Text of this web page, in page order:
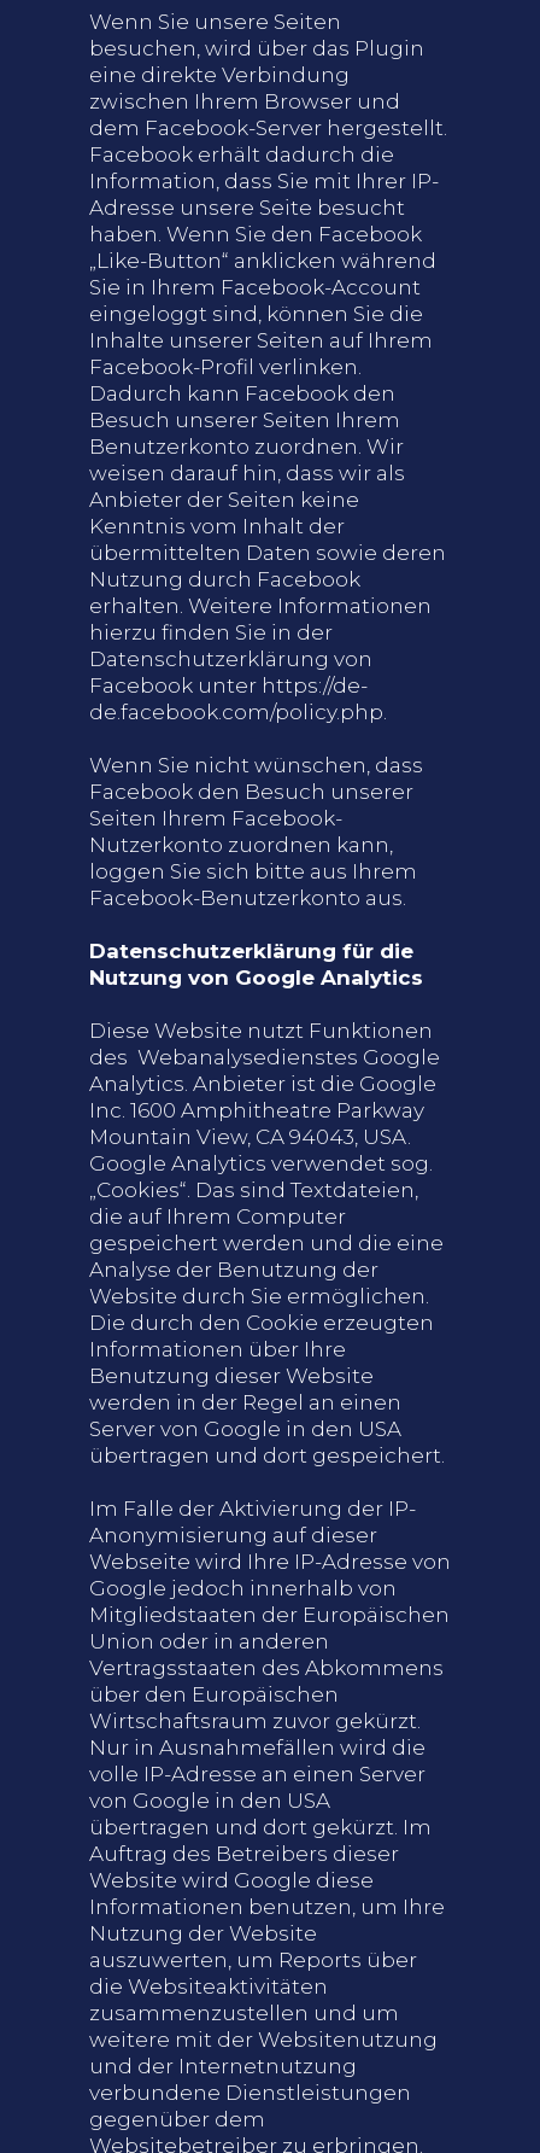
Wenn Sie unsere Seiten
besuchen, wird über das Plugin
eine direkte Verbindung
zwischen Ihrem Browser und
dem Facebook-Server hergestellt.
Facebook erhält dadurch die
Information, dass Sie mit Ihrer IP-
Adresse unsere Seite besucht
haben. Wenn Sie den Facebook
„Like-Button“ anklicken während
Sie in Ihrem Facebook-Account
eingeloggt sind, können Sie die
Inhalte unserer Seiten auf Ihrem
Facebook-Profil verlinken.
Dadurch kann Facebook den
Besuch unserer Seiten Ihrem
Benutzerkonto zuordnen. Wir
weisen darauf hin, dass wir als
Anbieter der Seiten keine
Kenntnis vom Inhalt der
übermittelten Daten sowie deren
Nutzung durch Facebook
erhalten. Weitere Informationen
hierzu finden Sie in der
Datenschutzerklärung von
Facebook unter https://de-
de.facebook.com/policy.php.
Wenn Sie nicht wünschen, dass
Facebook den Besuch unserer
Seiten Ihrem Facebook-
Nutzerkonto zuordnen kann,
loggen Sie sich bitte aus Ihrem
Facebook-Benutzerkonto aus.
Datenschutzerklärung für die
Nutzung von Google Analytics
Diese Website nutzt Funktionen
des Webanalysedienstes Google
Analytics. Anbieter ist die Google
Inc. 1600 Amphitheatre Parkway
Mountain View, CA 94043, USA.
Google Analytics verwendet sog.
„Cookies“. Das sind Textdateien,
die auf Ihrem Computer
gespeichert werden und die eine
Analyse der Benutzung der
Website durch Sie ermöglichen.
Die durch den Cookie erzeugten
Informationen über Ihre
Benutzung dieser Website
werden in der Regel an einen
Server von Google in den USA
übertragen und dort gespeichert.
Im Falle der Aktivierung der IP-
Anonymisierung auf dieser
Webseite wird Ihre IP-Adresse von
Google jedoch innerhalb von
Mitgliedstaaten der Europäischen
Union oder in anderen
Vertragsstaaten des Abkommens
über den Europäischen
Wirtschaftsraum zuvor gekürzt.
Nur in Ausnahmefällen wird die
volle IP-Adresse an einen Server
von Google in den USA
übertragen und dort gekürzt. Im
Auftrag des Betreibers dieser
Website wird Google diese
Informationen benutzen, um Ihre
Nutzung der Website
auszuwerten, um Reports über
die Websiteaktivitäten
zusammenzustellen und um
weitere mit der Websitenutzung
und der Internetnutzung
verbundene Dienstleistungen
gegenüber dem
Websitebetreiber zu erbringen.